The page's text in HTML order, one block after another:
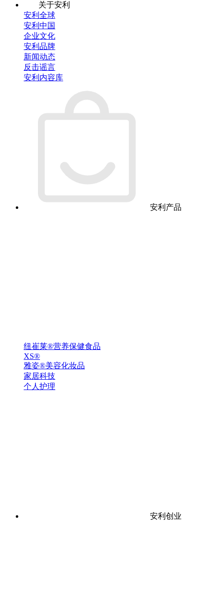
关于安利
安利全球
安利中国
企业文化
安利品牌
新闻动态
反击谣言
安利内容库
安利产品
纽崔莱®营养保健食品
XS®
雅姿®美容化妆品
家居科技
个人护理
安利创业